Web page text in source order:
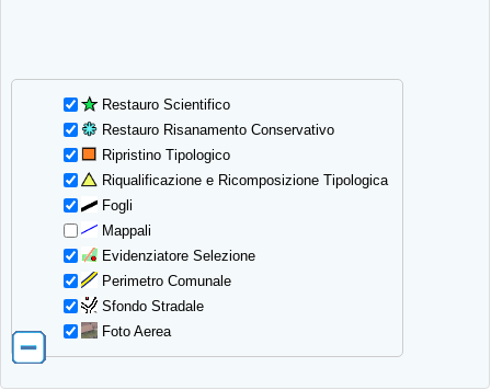
Restauro Scientifico
Restauro Risanamento Conservativo
Ripristino Tipologico
Riqualificazione e Ricomposizione Tipologica
Fogli
Mappali
Evidenziatore Selezione
Perimetro Comunale
Sfondo Stradale
Foto Aerea